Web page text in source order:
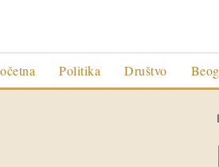
Politika Društvo